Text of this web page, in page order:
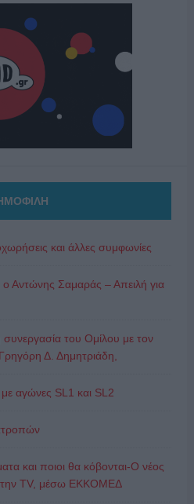
και άλλες συμφωνίες
Σαμαράς – Απειλή για
του Ομίλου με τον
Δ. Δημητριάδη,
αγώνες SL1 και SL2
και ποιοι θα κόβονται-Ο νέος
TV, μέσω ΕΚΚΟΜΕΔ